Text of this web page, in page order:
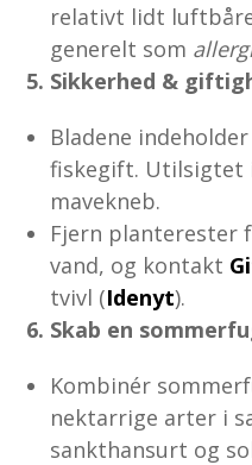
relativt lidt
generelt som
5. Sikkerhed &
Bladene
fiskegift. Utilsigtet
mavekneb.
Fjern planterester
vand, og kontakt
tvivl (Idenyt).
6. Skab en
Kombinér
nektarrige arter i
sankthansurt og